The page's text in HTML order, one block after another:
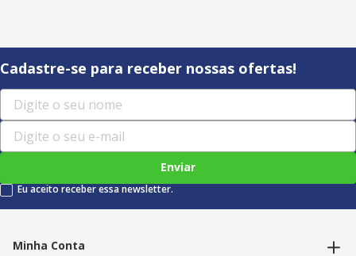
Cadastre-se para receber nossas ofertas!
Enviar
Eu aceito receber essa newsletter.
Minha Conta